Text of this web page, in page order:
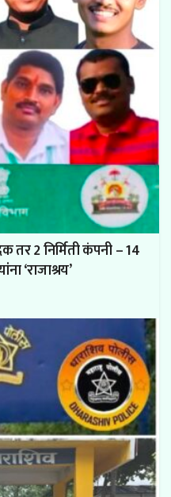
तर 2 निर्मिती कंपनी – 14
‘राजाश्रय’